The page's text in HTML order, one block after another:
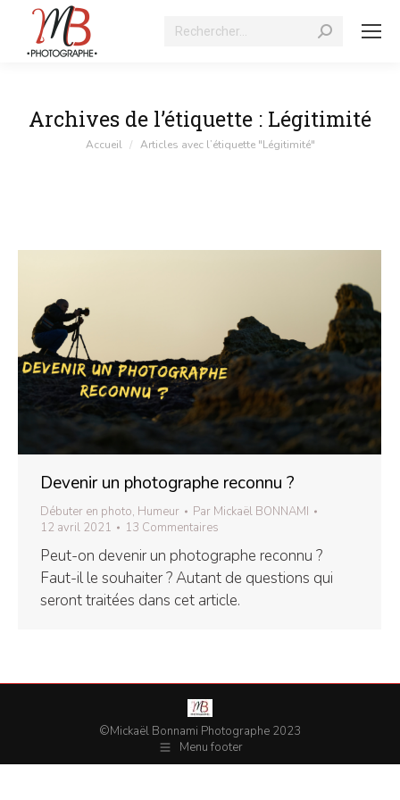
Recherche
Archives de l’étiquette : Légitimité
Vous êtes ici :
Accueil Articles avec l’étiquette "Légitimité"
Devenir un photographe reconnu ?
Débuter en photo, Humeur Par Mickaël BONNAMI
12 avril 2021
13 Commentaires
Peut-on devenir un photographe reconnu ?
Faut-il le souhaiter ? Autant de questions qui
seront traitées dans cet article.
©Mickaël Bonnami Photographe 2023
Menu footer